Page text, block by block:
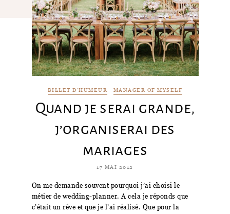
BILLET D'HUMEUR MANAGER OF MYSELF
Quand je serai grande,
j’organiserai des
mariages
17 MAI 2012
On me demande souvent pourquoi j’ai choisi le
métier de wedding-planner. A cela je réponds que
c’était un rêve et que je l’ai réalisé. Que pour la